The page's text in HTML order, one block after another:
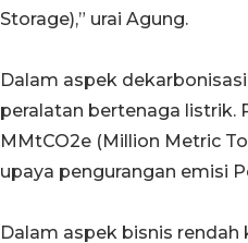
Storage),” urai Agung.
Dalam aspek
peralatan bertenaga listrik.
MMtCO2e (Million Metric
upaya pengurangan emisi
Dalam aspek bisnis